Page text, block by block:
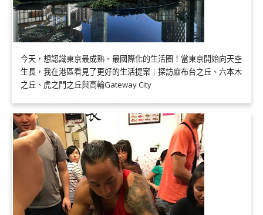
今天，想認識東京最成熟、最國際化的生活圈！當東京開始向天空
生長，我在港區看見了更好的生活提案｜探訪麻布台之丘、六本木
之丘、虎之門之丘與高輪Gateway City